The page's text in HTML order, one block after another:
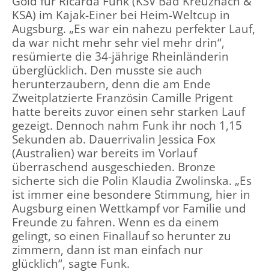
KSA) im Kajak-Einer bei Heim-Weltcup in
Augsburg. „Es war ein nahezu perfekter Lauf,
da war nicht mehr sehr viel mehr drin“,
resümierte die 34-jährige Rheinländerin
überglücklich. Den musste sie auch
herunterzaubern, denn die am Ende
Zweitplatzierte Französin Camille Prigent
hatte bereits zuvor einen sehr starken Lauf
gezeigt. Dennoch nahm Funk ihr noch 1,15
Sekunden ab. Dauerrivalin Jessica Fox
(Australien) war bereits im Vorlauf
überraschend ausgeschieden. Bronze
sicherte sich die Polin Klaudia Zwolinska. „Es
ist immer eine besondere Stimmung, hier in
Augsburg einen Wettkampf vor Familie und
Freunde zu fahren. Wenn es da einem
gelingt, so einen Finallauf so herunter zu
zimmern, dann ist man einfach nur
glücklich“, sagte Funk.